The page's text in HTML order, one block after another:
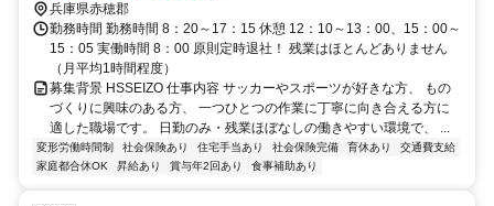
兵庫県赤穂郡
勤務時間 勤務時間 8：20～17：15 休憩 12：10～13：00、15：00～
15：05 実働時間 8：00 原則定時退社！ 残業はほとんどありません
（月平均1時間程度）
募集背景 HSSEIZO 仕事内容 サッカーやスポーツが好きな方、 もの
づくりに興味のある方、 一つひとつの作業に丁寧に向き合える方に
適した職場です。 日勤のみ・残業ほぼなしの働きやすい環境で、 ...
変形労働時間制 社会保険あり 住宅手当あり 社会保険完備 育休あり
交通費支給
家庭都合休OK
昇給あり 賞与年2回あり 食事補助あり